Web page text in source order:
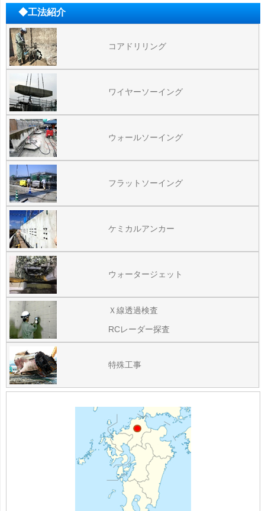
◆工法紹介
コアドリリング
ワイヤーソーイング
ウォールソーイング
フラットソーイング
ケミカルアンカー
ウォータージェット
Ｘ線透過検査
RCレーダー探査
特殊工事